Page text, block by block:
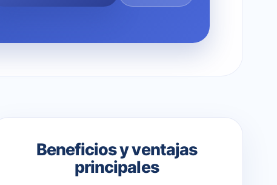
Beneficios y ventajas
principales